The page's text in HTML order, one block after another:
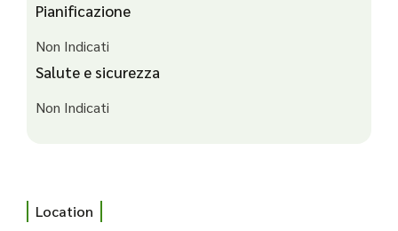
Pianificazione
Non Indicati
Salute e sicurezza
Non Indicati
Location